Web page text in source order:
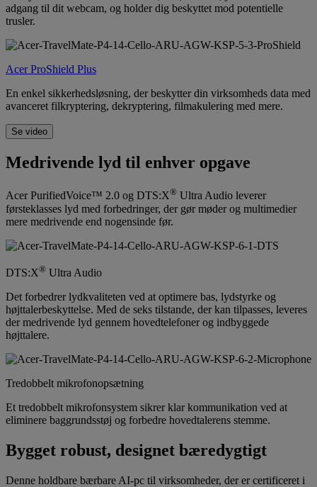
adgang til dit webcam, og holder dig beskyttet mod potentielle
trusler.
Acer ProShield Plus
En enkel sikkerhedsløsning, der beskytter din virksomheds data med
avanceret filkryptering, dekryptering, filmakulering med mere.
Se video
Medrivende lyd til enhver opgave
Acer PurifiedVoice™ 2.0 og DTS:X® Ultra Audio leverer
førsteklasses lyd med forbedringer, der gør møder og multimedier
mere medrivende end nogensinde før.
DTS:X® Ultra Audio
Det forbedrer lydkvaliteten ved at optimere bas, lydstyrke og
højttalerbeskyttelse. Med de seks tilstande, der kan tilpasses, leveres
der medrivende lyd gennem hovedtelefoner og indbyggede
højttalere.
Tredobbelt mikrofonopsætning
Et tredobbelt mikrofonsystem sikrer klar kommunikation ved at
eliminere baggrundsstøj og forbedre hovedtalerens stemme.
Bygget robust, designet bæredygtigt
Denne holdbare bærbare AI-pc til virksomheder, der er certificeret i